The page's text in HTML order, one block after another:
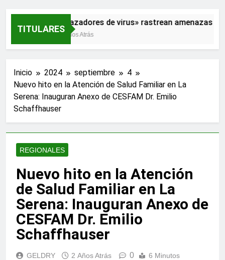
TITULARES
«Cazadores de virus» rastrean amenazas
2 Años Atrás
Inicio 2024 septiembre
4
Nuevo hito en la Atención de Salud Familiar en La
Serena: Inauguran Anexo de CESFAM Dr. Emilio
Schaffhauser
REGIONALES
Nuevo hito en la Atención
de Salud Familiar en La
Serena: Inauguran Anexo de
CESFAM Dr. Emilio
Schaffhauser
GELDRY 2 Años Atrás 0 6 Minutos